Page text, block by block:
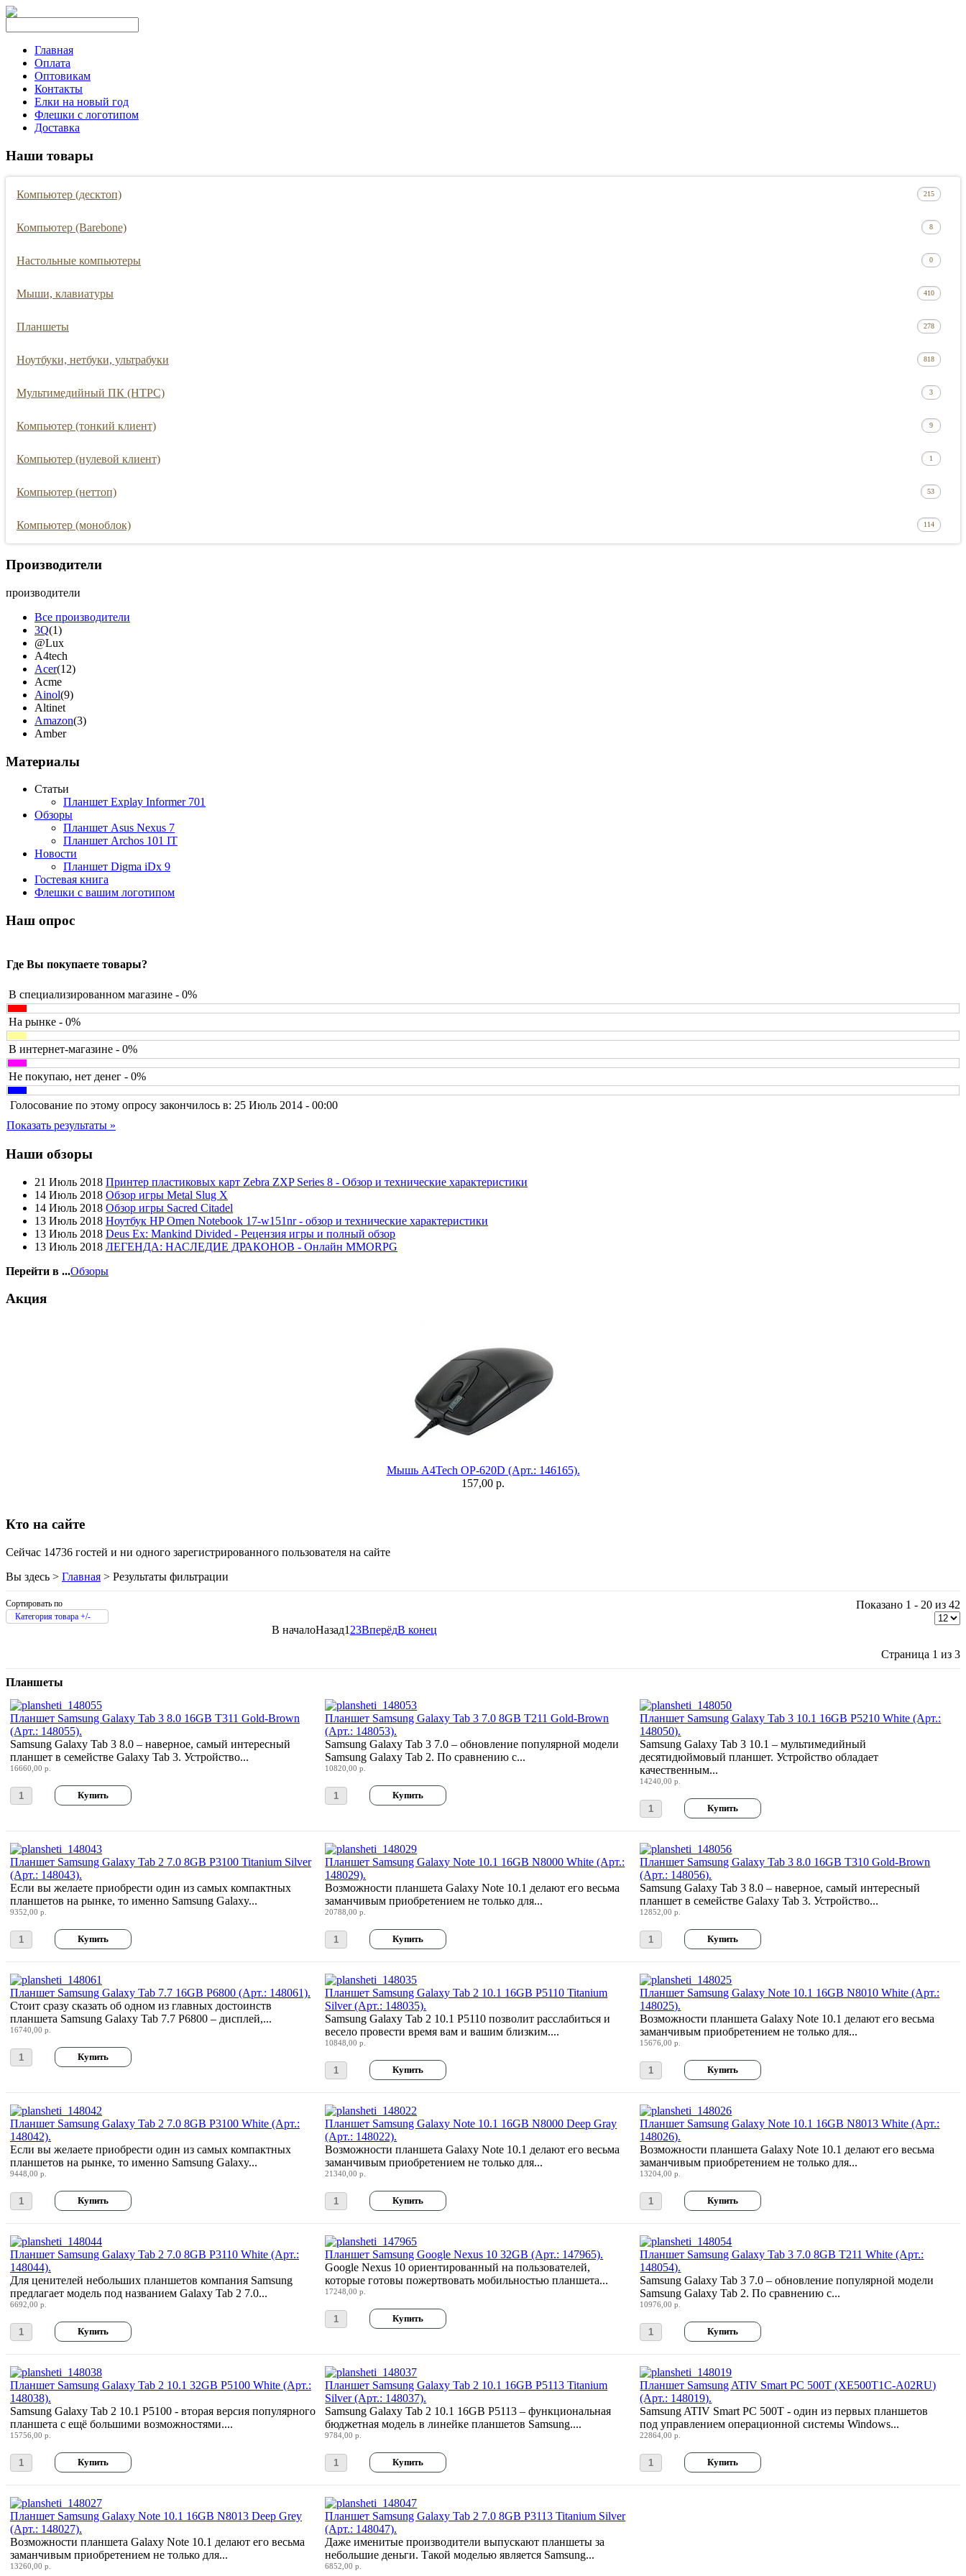
Главная
Оплата
Оптовикам
Контакты
Елки на новый год
Флешки с логотипом
Доставка
Наши товары
Компьютер (десктоп) 215
Компьютер (Barebone) 8
Настольные компьютеры 0
Мыши, клавиатуры 410
Планшеты 278
Ноутбуки, нетбуки, ультрабуки 818
Мультимедийный ПК (HTPC) 3
Компьютер (тонкий клиент) 9
Компьютер (нулевой клиент) 1
Компьютер (неттоп) 53
Компьютер (моноблок) 114
Производители
производители
Все производители
3Q(1)
@Lux
A4tech
Acer(12)
Acme
Ainol(9)
Altinet
Amazon(3)
Amber
Apache
Apple
Apriori
Archos(1)
Armaggeddon
Assistant(3)
Asus
(35)
Barnes&noble(2)
Brain
Brava
Canyon
Cbr
Codegen
Cyborg
Defender
Dell
Dex(3)
Everest
Firtech
Flyper
Foxconn
Fujitsu
G-cube
Gelezka
Gembird
Gemix
Genius
Gigabyte
Goclever(8)
Golden field
Grand
Gresso
Hacker
Hp
Htc (1)
Huawei
Ncomputing
Nexus
Pegatron
Pixus(2)
Pleomax
Pocketbook(2)
Razer
Rim2000
Roccat
Samsung(42)
Senkatel(1)
Smartpc
Solarwind
Speed-link
Steelseries
Systemnik
Texet(2)
Toshiba(1)
Trust
Tt esports
Verbatim
Vt computers
Wexler(3)
Zalman
Zotac
Ай ти лайн
Материалы
Статьи
Планшет Explay Informer 701
Обзоры
Планшет Asus Nexus 7
Планшет Archos 101 IT
Новости
Планшет Digma iDx 9
Гостевая книга
Флешки с вашим логотипом
Наш опрос
Где Вы покупаете товары?
В специализированном магазине - 0%
На рынке - 0%
В интернет-магазине - 0%
Не покупаю, нет денег - 0%
Голосование по этому опросу закончилось в: 25 Июль 2014 - 00:00
Показать результаты »
Наши обзоры
21 Июль 2018 Принтер пластиковых карт Zebra ZXP Series 8 - Обзор и технические характеристики
14 Июль 2018 Обзор игры Metal Slug X
14 Июль 2018 Обзор игры Sacred Citadel
13 Июль 2018 Ноутбук HP Omen Notebook 17-w151nr - обзор и технические характеристики
13 Июль 2018 Deus Ex: Mankind Divided - Рецензия игры и полный обзор
13 Июль 2018 ЛЕГЕНДА: НАСЛЕДИЕ ДРАКОНОВ - Онлайн MMORPG
Перейти в ...Обзоры
Акция
Мышь A4Tech OP-620D (Арт.: 146165).
157,00 р.
Кто на сайте
Сейчас 14736 гостей и ни одного зарегистрированного пользователя на сайте
Вы здесь > Главная > Результаты фильтрации
Сортировать по
Категория товара +/-
Показано 1 - 20 из 42
В началоНазад1 23ВперёдВ конец
Страница 1 из 3
Планшеты
Планшет Samsung Galaxy Tab 3 8.0 16GB T311 Gold-Brown
(Арт.: 148055).
Samsung Galaxy Tab 3 8.0 – наверное, самый интересный
планшет в семействе Galaxy Tab 3. Устройство...
16660,00 р.
Планшет Samsung Galaxy Tab 3 7.0 8GB T211 Gold-Brown
(Арт.: 148053).
Samsung Galaxy Tab 3 7.0 – обновление популярной модели
Samsung Galaxy Tab 2. По сравнению с...
10820,00 р.
Планшет Samsung Galaxy Tab 3 10.1 16GB P5210 White (Арт.:
148050).
Samsung Galaxy Tab 3 10.1 – мультимедийный
десятидюймовый планшет. Устройство обладает
качественным...
14240,00 р.
Планшет Samsung Galaxy Tab 2 7.0 8GB P3100 Titanium Silver
(Арт.: 148043).
Если вы желаете приобрести один из самых компактных
планшетов на рынке, то именно Samsung Galaxy...
9352,00 р.
Планшет Samsung Galaxy Note 10.1 16GB N8000 White (Арт.:
148029).
Возможности планшета Galaxy Note 10.1 делают его весьма
заманчивым приобретением не только для...
20788,00 р.
Планшет Samsung Galaxy Tab 3 8.0 16GB T310 Gold-Brown
(Арт.: 148056).
Samsung Galaxy Tab 3 8.0 – наверное, самый интересный
планшет в семействе Galaxy Tab 3. Устройство...
12852,00 р.
Планшет Samsung Galaxy Tab 7.7 16GB P6800 (Арт.: 148061).
Стоит сразу сказать об одном из главных достоинств
планшета Samsung Galaxy Tab 7.7 P6800 – дисплей,...
16740,00 р.
Планшет Samsung Galaxy Tab 2 10.1 16GB P5110 Titanium
Silver (Арт.: 148035).
Samsung Galaxy Tab 2 10.1 P5110 позволит расслабиться и
весело провести время вам и вашим близким....
10848,00 р.
Планшет Samsung Galaxy Note 10.1 16GB N8010 White (Арт.:
148025).
Возможности планшета Galaxy Note 10.1 делают его весьма
заманчивым приобретением не только для...
15676,00 р.
Планшет Samsung Galaxy Tab 2 7.0 8GB P3100 White (Арт.:
148042).
Если вы желаете приобрести один из самых компактных
планшетов на рынке, то именно Samsung Galaxy...
9448,00 р.
Планшет Samsung Galaxy Note 10.1 16GB N8000 Deep Gray
(Арт.: 148022).
Возможности планшета Galaxy Note 10.1 делают его весьма
заманчивым приобретением не только для...
21340,00 р.
Планшет Samsung Galaxy Note 10.1 16GB N8013 White (Арт.:
148026).
Возможности планшета Galaxy Note 10.1 делают его весьма
заманчивым приобретением не только для...
13204,00 р.
Планшет Samsung Galaxy Tab 2 7.0 8GB P3110 White (Арт.:
148044).
Для ценителей небольших планшетов компания Samsung
предлагает модель под названием Galaxy Tab 2 7.0...
6692,00 р.
Планшет Samsung Google Nexus 10 32GB (Арт.: 147965).
Google Nexus 10 ориентированный на пользователей,
которые готовы пожертвовать мобильностью планшета...
17248,00 р.
Планшет Samsung Galaxy Tab 3 7.0 8GB T211 White (Арт.:
148054).
Samsung Galaxy Tab 3 7.0 – обновление популярной модели
Samsung Galaxy Tab 2. По сравнению с...
10976,00 р.
Планшет Samsung Galaxy Tab 2 10.1 32GB P5100 White (Арт.:
148038).
Samsung Galaxy Tab 2 10.1 P5100 - вторая версия популярного
планшета с ещё большими возможностями....
15756,00 р.
Планшет Samsung Galaxy Tab 2 10.1 16GB P5113 Titanium
Silver (Арт.: 148037).
Samsung Galaxy Tab 2 10.1 16GB P5113 – функциональная
бюджетная модель в линейке планшетов Samsung....
9784,00 р.
Планшет Samsung ATIV Smart PC 500T (XE500T1C-A02RU)
(Арт.: 148019).
Samsung ATIV Smart PC 500T - один из первых планшетов
под управлением операционной системы Windows...
22864,00 р.
Планшет Samsung Galaxy Note 10.1 16GB N8013 Deep Grey
(Арт.: 148027).
Возможности планшета Galaxy Note 10.1 делают его весьма
заманчивым приобретением не только для...
13260,00 р.
Планшет Samsung Galaxy Tab 2 7.0 8GB P3113 Titanium Silver
(Арт.: 148047).
Даже именитые производители выпускают планшеты за
небольшие деньги. Такой моделью является Samsung...
6852,00 р.